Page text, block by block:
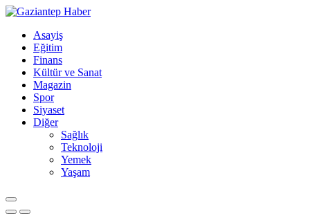
Asayiş
Eğitim
Finans
Kültür ve Sanat
Magazin
Spor
Siyaset
Diğer
Sağlık
Teknoloji
Yemek
Yaşam